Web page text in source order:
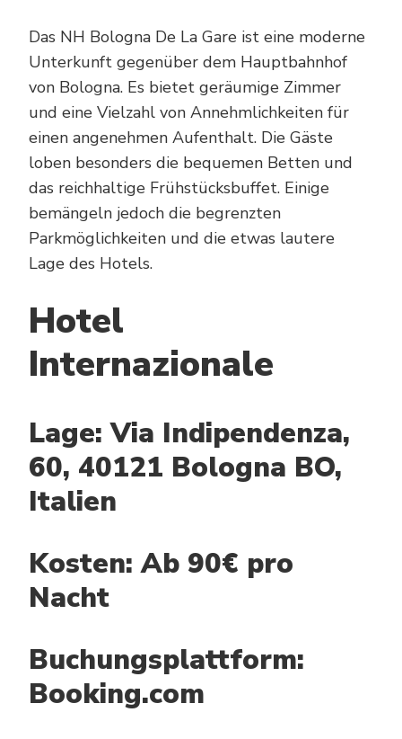
Das NH Bologna De La Gare ist eine moderne
Unterkunft gegenüber dem Hauptbahnhof
von Bologna. Es bietet geräumige Zimmer
und eine Vielzahl von Annehmlichkeiten für
einen angenehmen Aufenthalt. Die Gäste
loben besonders die bequemen Betten und
das reichhaltige Frühstücksbuffet. Einige
bemängeln jedoch die begrenzten
Parkmöglichkeiten und die etwas lautere
Lage des Hotels.
Hotel
Internazionale
Lage: Via Indipendenza,
60, 40121 Bologna BO,
Italien
Kosten: Ab 90€ pro
Nacht
Buchungsplattform:
Booking.com